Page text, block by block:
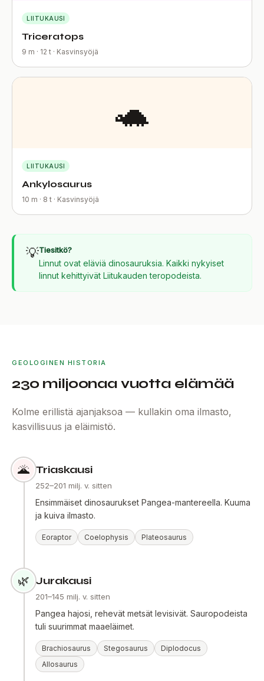
LIITUKAUSI
Triceratops
9 m · 12 t · Kasvinsyöjä
🐢
LIITUKAUSI
Ankylosaurus
10 m · 8 t · Kasvinsyöjä
💡Tiesitkö?
Linnut ovat eläviä dinosauruksia. Kaikki nykyiset
linnut kehittyivät Liitukauden teropodeista.
GEOLOGINEN HISTORIA
230 miljoonaa vuotta elämää
Kolme erillistä ajanjaksoa — kullakin oma ilmasto,
kasvillisuus ja eläimistö.
🌋 Triaskausi
252–201 milj. v. sitten
Ensimmäiset dinosaurukset Pangea-mantereella. Kuuma
ja kuiva ilmasto.
Eoraptor Coelophysis Plateosaurus
🌿 Jurakausi
201–145 milj. v. sitten
Pangea hajosi, rehevät metsät levisivät. Sauropodeista
tuli suurimmat maaeläimet.
Brachiosaurus Stegosaurus
Diplodocus
Allosaurus